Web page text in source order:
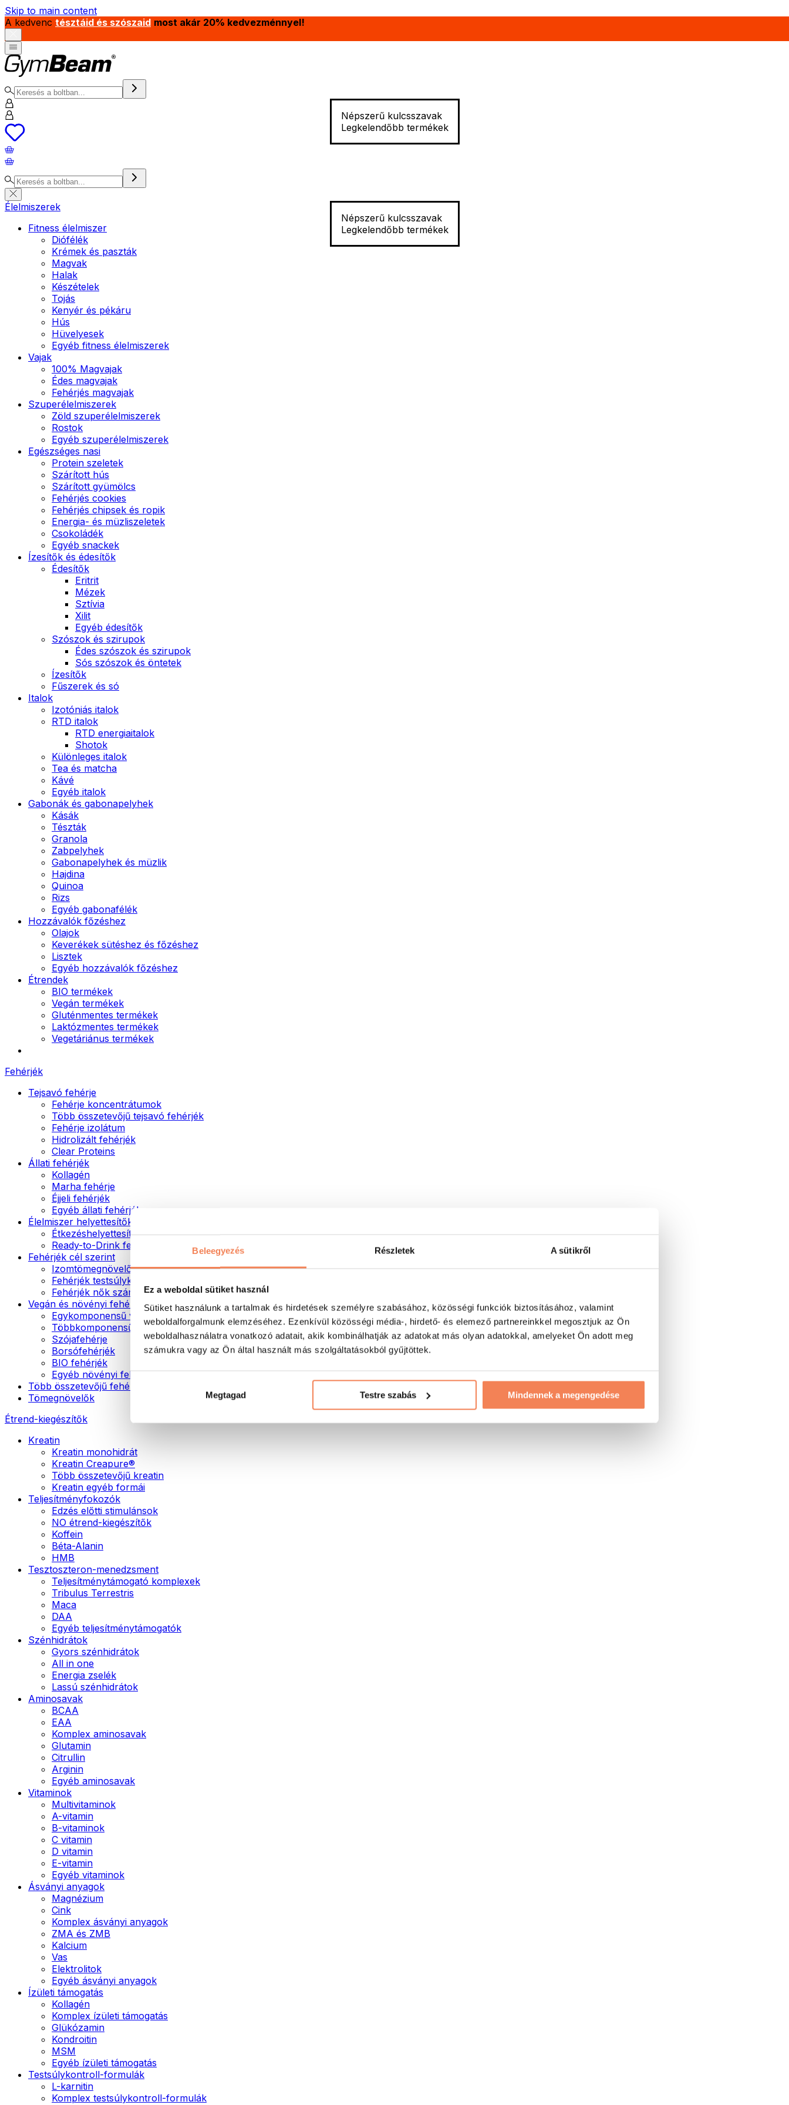
Beleegyezés Részletek A sütikről
Ez a weboldal sütiket használ
Sütiket használunk a tartalmak és hirdetések személyre szabásához, közösségi funkciók biztosításához, valamint
weboldalforgalmunk elemzéséhez. Ezenkívül közösségi média-, hirdető- és elemező partnereinkkel megosztjuk az Ön
weboldalhasználatra vonatkozó adatait, akik kombinálhatják az adatokat más olyan adatokkal, amelyeket Ön adott meg
számukra vagy az Ön által használt más szolgáltatásokból gyűjtöttek.
Megtagad Testre szabás Mindennek a megengedése
Skip to main content
A kedvenc tésztáid és szószaid most akár 20% kedvezménnyel!
Népszerű kulcsszavak
Legkelendőbb termékek
Népszerű kulcsszavak
Legkelendőbb termékek
Élelmiszerek
Fitness élelmiszer
Diófélék
Krémek és paszták
Magvak
Halak
Készételek
Tojás
Kenyér és pékáru
Hús
Hüvelyesek
Egyéb fitness élelmiszerek
Vajak
100% Magvajak
Édes magvajak
Fehérjés magvajak
Szuperélelmiszerek
Zöld szuperélelmiszerek
Rostok
Egyéb szuperélelmiszerek
Egészséges nasi
Protein szeletek
Szárított hús
Szárított gyümölcs
Fehérjés cookies
Fehérjés chipsek és ropik
Energia- és müzliszeletek
Csokoládék
Egyéb snackek
Ízesítők és édesítők
Édesítők
Eritrit
Mézek
Sztívia
Xilit
Egyéb édesítők
Szószok és szirupok
Édes szószok és szirupok
Sós szószok és öntetek
Ízesítők
Fűszerek és só
Italok
Izotóniás italok
RTD italok
RTD energiaitalok
Shotok
Különleges italok
Tea és matcha
Kávé
Egyéb italok
Gabonák és gabonapelyhek
Kásák
Tészták
Granola
Zabpelyhek
Gabonapelyhek és müzlik
Hajdina
Quinoa
Rizs
Egyéb gabonafélék
Hozzávalók főzéshez
Olajok
Keverékek sütéshez és főzéshez
Lisztek
Egyéb hozzávalók főzéshez
Étrendek
BIO termékek
Vegán termékek
Gluténmentes termékek
Laktózmentes termékek
Vegetáriánus termékek
Fehérjék
Tejsavó fehérje
Fehérje koncentrátumok
Több összetevőjű tejsavó fehérjék
Fehérje izolátum
Hidrolizált fehérjék
Clear Proteins
Állati fehérjék
Kollagén
Marha fehérje
Éjjeli fehérjék
Egyéb állati fehérjék
Élelmiszer helyettesítők
Étkezéshelyettesítő porok
Ready-to-Drink fehérjeitalok
Fehérjék cél szerint
Izomtömegnövelők
Fehérjék testsúlykontroll támogatásához
Fehérjék nők számára
Vegán és növényi fehérjék
Egykomponensű vegán fehérjék
Többkomponensű vegán fehérjék
Szójafehérje
Borsófehérjék
BIO fehérjék
Egyéb növényi fehérjék
Több összetevőjű fehérje
Tömegnövelők
Étrend-kiegészítők
Kreatin
Kreatin monohidrát
Kreatin Creapure®
Több összetevőjű kreatin
Kreatin egyéb formái
Teljesítményfokozók
Edzés előtti stimulánsok
NO étrend-kiegészítők
Koffein
Béta-Alanin
HMB
Tesztoszteron-menedzsment
Teljesítménytámogató komplexek
Tribulus Terrestris
Maca
DAA
Egyéb teljesítménytámogatók
Szénhidrátok
Gyors szénhidrátok
All in one
Energia zselék
Lassú szénhidrátok
Aminosavak
BCAA
EAA
Komplex aminosavak
Glutamin
Citrullin
Arginin
Egyéb aminosavak
Vitaminok
Multivitaminok
A-vitamin
B-vitaminok
C vitamin
D vitamin
E-vitamin
Egyéb vitaminok
Ásványi anyagok
Magnézium
Cink
Komplex ásványi anyagok
ZMA és ZMB
Kalcium
Vas
Elektrolitok
Egyéb ásványi anyagok
Ízületi támogatás
Kollagén
Komplex ízületi támogatás
Glükózamin
Kondroitin
MSM
Egyéb ízületi támogatás
Testsúlykontroll-formulák
L-karnitin
Komplex testsúlykontroll-formulák